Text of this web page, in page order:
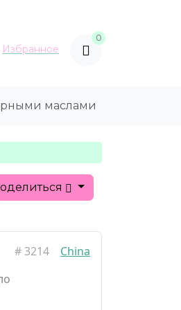
Избранное
0
маслами
#3214
China